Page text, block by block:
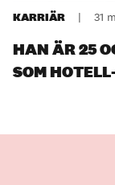
KARRIÄR | 31
HAN ÄR 25
SOM